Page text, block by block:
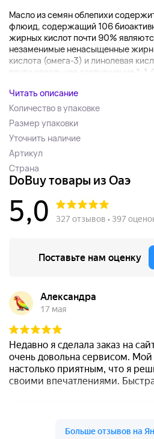
Масло из семян облепихи
флюид, содержащий 106
жирных кислот почти 90%
незаменимые ненасыщенные
кислота (омега-3) и линолевая
почти идеальное соотношение 1: 1.
Читать описание
Количество в упаковке
Размер упаковки
Уточнить наличие
Артикул
Страна